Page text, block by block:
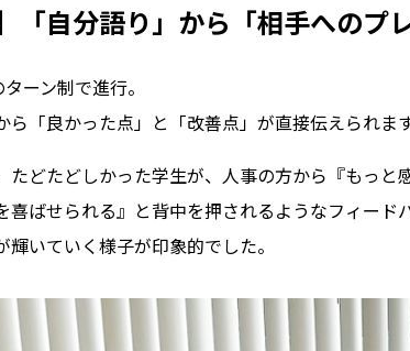
「自分語り」から「相手へのプ
ーン制で進行。
「良かった点」と「改善点」が直接伝えられます
たどたどしかった学生が、人事の方から『もっと
喜ばせられる』と背中を押されるようなフィード
いていく様子が印象的でした。